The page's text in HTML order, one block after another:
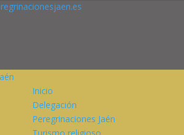
Inicio
Delegación
Peregrinaciones Jaén